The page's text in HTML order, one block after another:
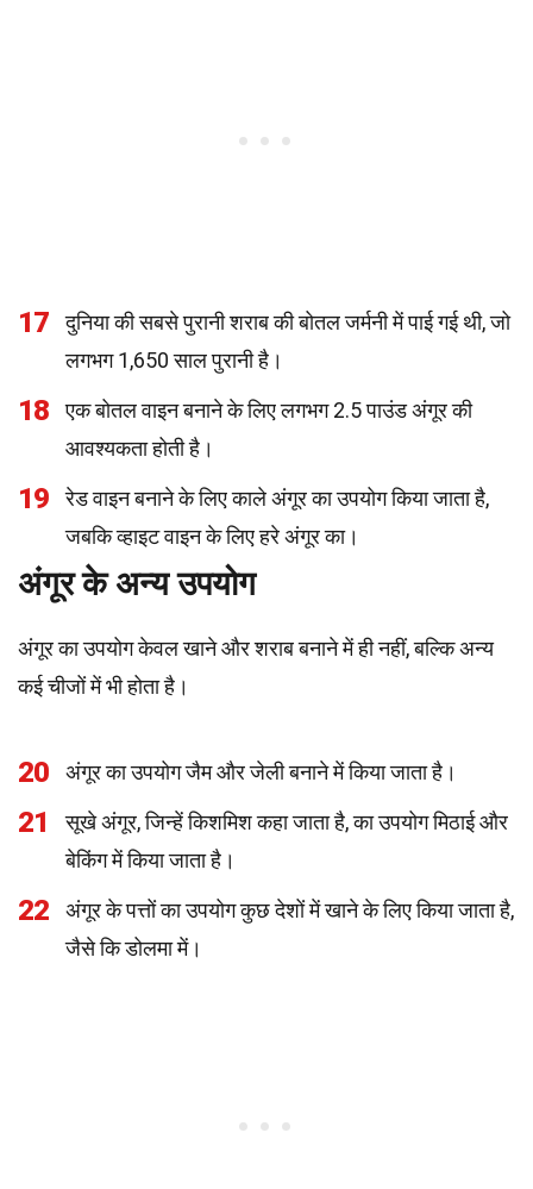
17
दुनिया की सबसे पुरानी शराब की बोतल जर्मनी में पाई गई थी, जो
लगभग 1,650 साल पुरानी है।
18
एक बोतल वाइन बनाने के लिए लगभग 2.5 पाउंड अंगूर की
आवश्यकता होती है।
19
रेड वाइन बनाने के लिए काले अंगूर का उपयोग किया जाता है,
जबकि व्हाइट वाइन के लिए हरे अंगूर का।
अंगूर के अन्य उपयोग
अंगूर का उपयोग केवल खाने और शराब बनाने में ही नहीं, बल्कि अन्य
कई चीजों में भी होता है।
20 अंगूर का उपयोग जैम और जेली बनाने में किया जाता है।
21
सूखे अंगूर, जिन्हें किशमिश कहा जाता है, का उपयोग मिठाई और
बेकिंग में किया जाता है।
22
अंगूर के पत्तों का उपयोग कुछ देशों में खाने के लिए किया जाता है,
जैसे कि डोलमा में।